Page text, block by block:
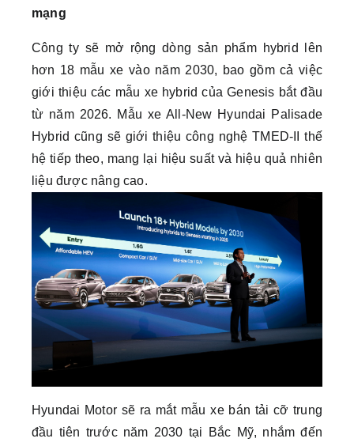
mạng
Công ty sẽ mở rộng dòng sản phẩm hybrid lên
hơn 18 mẫu xe vào năm 2030, bao gồm cả việc
giới thiệu các mẫu xe hybrid của Genesis bắt đầu
từ năm 2026. Mẫu xe All-New Hyundai Palisade
Hybrid cũng sẽ giới thiệu công nghệ TMED-II thế
hệ tiếp theo, mang lại hiệu suất và hiệu quả nhiên
liệu được nâng cao.
Hyundai Motor sẽ ra mắt mẫu xe bán tải cỡ trung
đầu tiên trước năm 2030 tại Bắc Mỹ, nhắm đến